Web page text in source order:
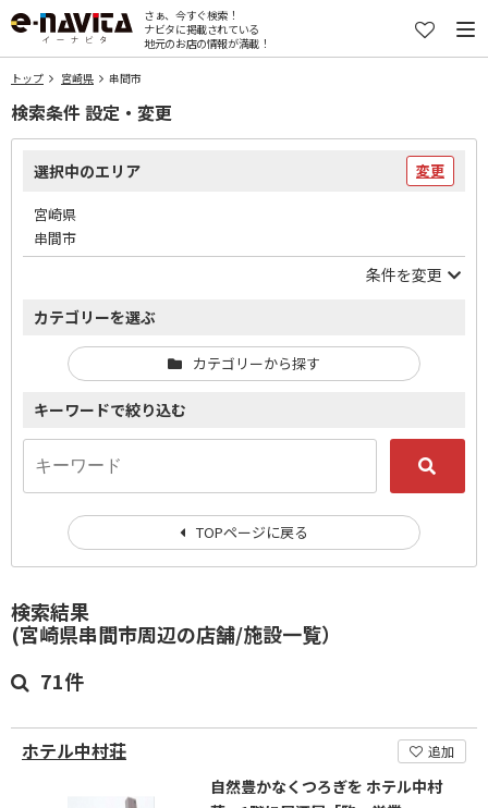
さぁ、今すぐ検索！
ナビタに掲載されている
地元のお店の情報が満載！
トップ 宮崎県 串間市
検索結果
(宮崎県串間市周辺の店舗/施設一覧）
71件
ホテル中村荘 追加
自然豊かなくつろぎを ホテル中村
検索条件 設定・変更
選択中のエリア 変更
宮崎県
串間市
条件を変更
カテゴリーを選ぶ
カテゴリーから探す
キーワードで絞り込む
TOPページに戻る